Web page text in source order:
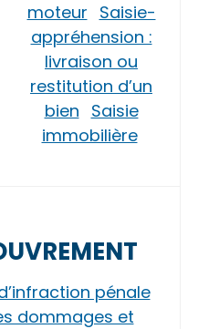
moteur Saisie-
appréhension :
livraison ou
restitution d’un
bien Saisie
immobilière
pénale
dommages et